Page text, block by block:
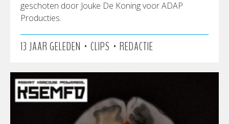
geschoten door Jouke De Koning voor ADAP
Producties.
13 JAAR GELEDEN • CLIPS • REDACTIE